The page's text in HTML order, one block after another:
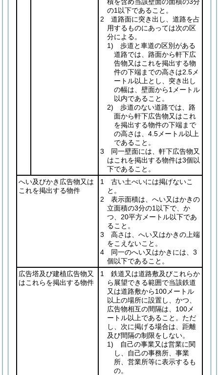
の1以下であること。
2 道路面に突き出し、道路を占
用するものにあっては次の区
分による。
1) 歩道と車道の区別がある
道路では、路面から軒下広
告物又はこれを掲出する物
件の下端までの高さは2.5メ
ートル以上とし、突き出し
の幅は、壁面から1メートル
以内であること。
2) 歩道のない道路では、路
面から軒下広告物又はこれ
を掲出する物件の下端まで
の高さは、4.5メートル以上
であること。
3 同一壁面には、軒下広告物又
はこれを掲出する物件は3個以
下であること。
へい及びかき広告物又は
これを掲出する物件
1 古い土べいには掲げないこ
と。
2 表示面積は、へい又はかきの
立面積の3分の1以下で、か
つ、20平方メートル以下であ
ること。
3 高さは、へい又はかきの上端
をこえないこと。
4 同一のへい又はかきには、3
個以下であること。
広告塔及び建植広告物又
はこれらを掲出する物件
1 鉄道又は道路敷及びこれらか
ら展望できる範囲で当該鉄道
又は道路敷から100メートル
以上の場所に設置し、かつ、
広告物相互の間隔は、100メ
ートル以上であること。ただ
し、次に掲げる場合は、距離
及び間隔の制限をしない。
1) 自己の事業又は営業に関
し、自己の事務所、事業
所、営業所等に表示するも
の。